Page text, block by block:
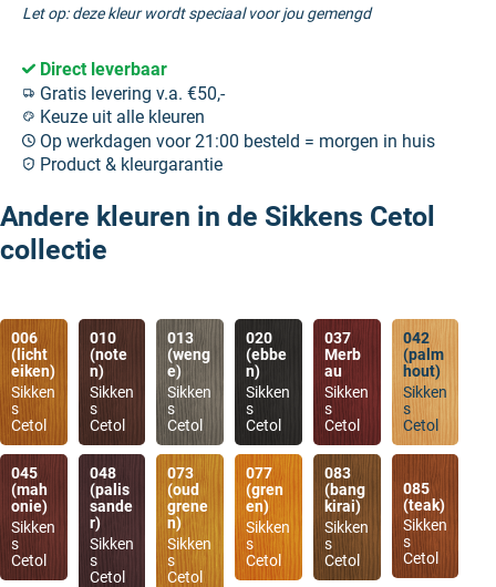
Let op: deze kleur wordt speciaal voor jou gemengd
Direct leverbaar
Gratis levering v.a. €50,-
Keuze uit alle kleuren
Op werkdagen voor 21:00 besteld = morgen in huis
Product & kleurgarantie
Andere kleuren in de Sikkens Cetol
collectie
006
(licht
eiken)
Sikken
s
Cetol
010
(note
n)
Sikken
s
Cetol
013
(weng
e)
Sikken
s
Cetol
020
(ebbe
n)
Sikken
s
Cetol
037
Merb
au
Sikken
s
Cetol
042
(palm
hout)
Sikken
s
Cetol
045
(mah
onie)
Sikken
s
Cetol
048
(palis
sande
r)
Sikken
s
Cetol
073
(oud
grene
n)
Sikken
s
Cetol
077
(gren
en)
Sikken
s
Cetol
083
(bang
kirai)
Sikken
s
Cetol
085
(teak)
Sikken
s
Cetol